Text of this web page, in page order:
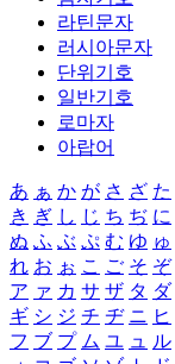
라틴문자
러시아문자
단위기호
일반기호
로마자
아랍어
あ ぁ か が さ ざ た
き ぎ し じ ち ぢ に
ぬ ふ ぶ ぷ む ゆ ゅ
れ お ぉ こ ご そ ぞ
ア ァ カ サ ザ タ ダ
ギ シ ジ チ ヂ ニ ヒ
フ ブ プ ム ユ ュ ル